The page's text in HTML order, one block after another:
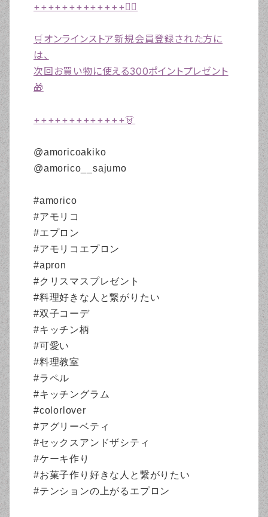
+++++++++++++❤️‍🔥
🛒オンラインストア新規会員登録された方に
は、
次回お買い物に使える300ポイントプレゼント
🎁
+++++++++++++👗
@amoricoakiko
@amorico__sajumo
#amorico
#アモリコ
#エプロン
#アモリコエプロン
#apron
#クリスマスプレゼント
#料理好きな人と繋がりたい
#双子コーデ
#キッチン柄
#可愛い
#料理教室
#ラペル
#キッチングラム
#colorlover
#アグリーベティ
#セックスアンドザシティ
#ケーキ作り
#お菓子作り好きな人と繋がりたい
#テンションの上がるエプロン